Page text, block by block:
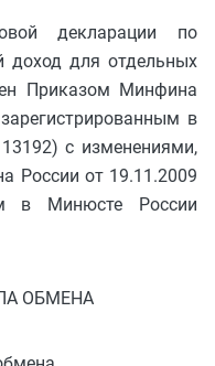
декларации по
доход для отдельных
Приказом Минфина
в
с изменениями,
России от 19.11.2009
в Минюсте России
ОБМЕНА